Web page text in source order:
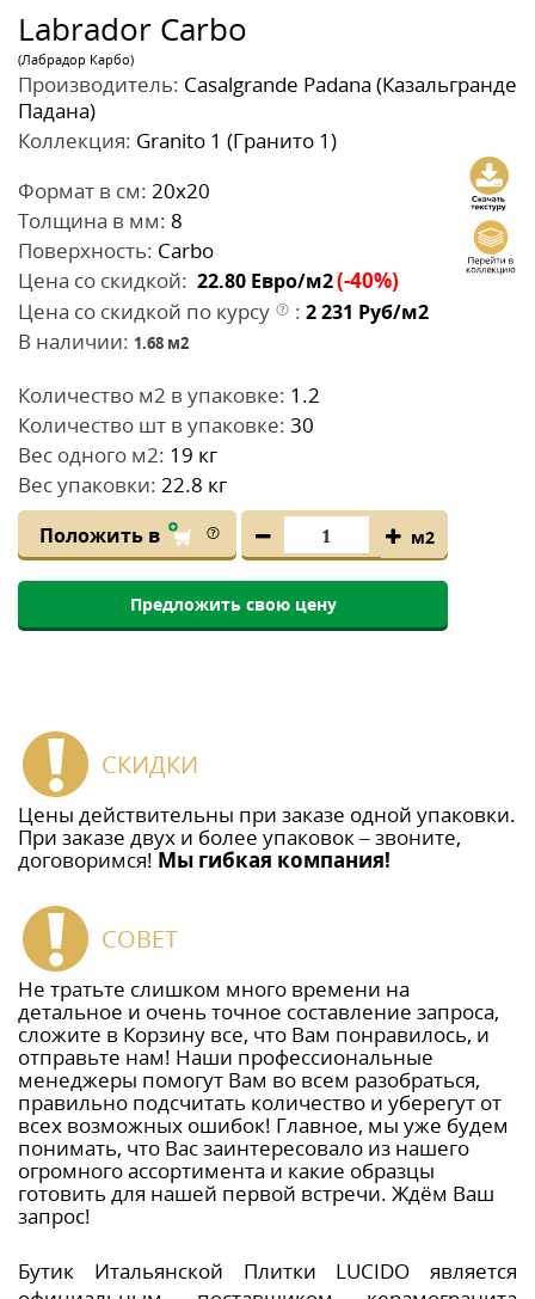
Labrador Carbo
(Лабрадор Карбо)
Производитель: Casalgrande Padana (Казальгранде
Падана)
Коллекция: Granito 1 (Гранито 1)
Формат в см: 20x20
Толщина в мм: 8
Поверхность: Сarbo
Цена со скидкой: 22.80 Евро/м2(-40%)
Цена со скидкой по курсу
: 2 231 Руб/м2
В наличии: 1.68 м2
Количество м2 в упаковке: 1.2
Количество шт в упаковке: 30
Вес одного м2: 19 кг
Вес упаковки: 22.8 кг
Положить в м2
Предложить свою цену
СКИДКИ
Цены действительны при заказе одной упаковки.
При заказе двух и более упаковок – звоните,
договоримся! Мы гибкая компания!
СОВЕТ
Не тратьте слишком много времени на
детальное и очень точное составление запроса,
сложите в Корзину все, что Вам понравилось, и
отправьте нам! Наши профессиональные
менеджеры помогут Вам во всем разобраться,
правильно подсчитать количество и уберегут от
всех возможных ошибок! Главное, мы уже будем
понимать, что Вас заинтересовало из нашего
огромного ассортимента и какие образцы
готовить для нашей первой встречи. Ждём Ваш
запрос!
Бутик Итальянской Плитки LUCIDO является